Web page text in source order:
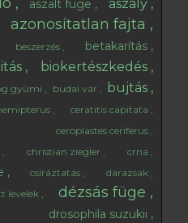
aszalt füge aszály
azonosítatlan fajta
beszerzés betakarítás
biokertészkedés
gyümi budai vár bujtás
ceratitis capitata
ceroplastes ceriferus
christian ziegler crna
csíráztatás
darazsak
levelek dézsás füge
drosophila suzukii